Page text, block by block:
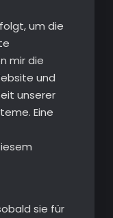
um die
mir die
und
unserer
Eine
sie für